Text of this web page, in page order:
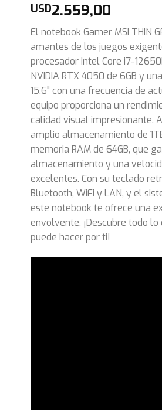
USD2.559,00
El notebook Gamer MSI THIN
amantes de los juegos
procesador Intel Core i7-
NVIDIA RTX 4050 de 6GB y
15.6" con una frecuencia de
equipo proporciona un
calidad visual impresionante.
amplio almacenamiento de
memoria RAM de 64GB, que
almacenamiento y una
excelentes. Con su teclado
Bluetooth, WiFi y LAN, y el
este notebook te ofrece una
envolvente. ¡Descubre todo
puede hacer por ti!